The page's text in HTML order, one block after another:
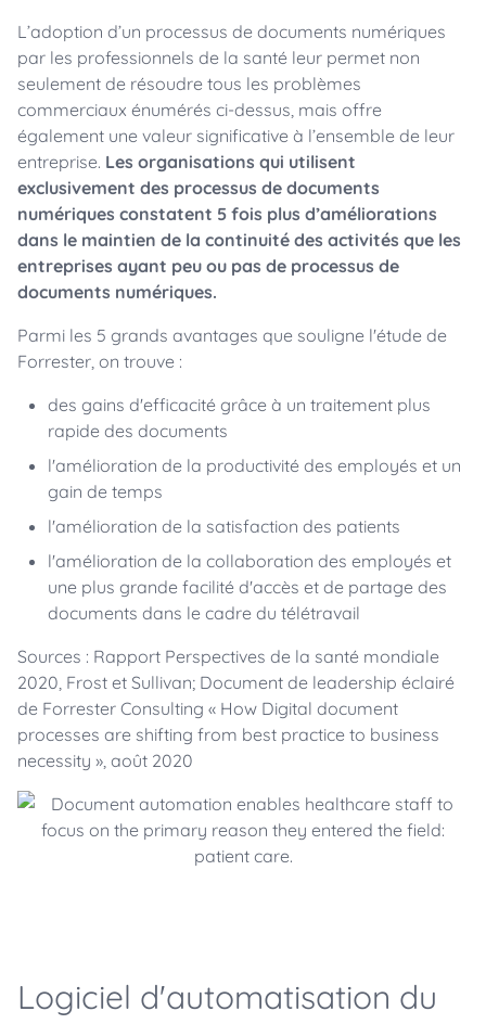
L’adoption d’un processus de documents numériques
par les professionnels de la santé leur permet non
seulement de résoudre tous les problèmes
commerciaux énumérés ci-dessus, mais offre
également une valeur significative à l’ensemble de leur
entreprise. Les organisations qui utilisent
exclusivement des processus de documents
numériques constatent 5 fois plus d’améliorations
dans le maintien de la continuité des activités que les
entreprises ayant peu ou pas de processus de
documents numériques.
Parmi les 5 grands avantages que souligne l'étude de
Forrester, on trouve :
des gains d'efficacité grâce à un traitement plus
rapide des documents
l'amélioration de la productivité des employés et un
gain de temps
l'amélioration de la satisfaction des patients
l'amélioration de la collaboration des employés et
une plus grande facilité d'accès et de partage des
documents dans le cadre du télétravail
Sources : Rapport Perspectives de la santé mondiale
2020, Frost et Sullivan; Document de leadership éclairé
de Forrester Consulting « How Digital document
processes are shifting from best practice to business
necessity », août 2020
Logiciel d'automatisation du